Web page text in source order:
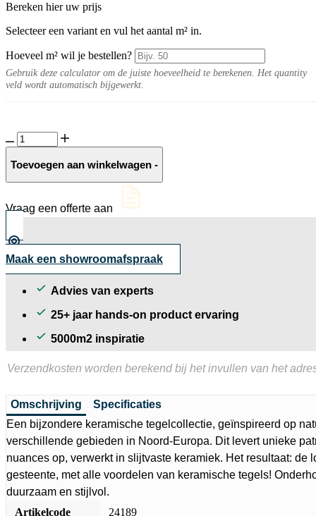
Bereken hier uw prijs
Selecteer een variant en vul het aantal m² in.
Hoeveel m² wil je bestellen?
Gebruik deze calculator om de juiste hoeveelheid te berekenen. Het quantity
veld wordt automatisch bijgewerkt.
Verano
10MM
White
Toevoegen aan winkelwagen -
Vraag een offerte aan
Maak een showroomafspraak
Advies van experts
25+ jaar hands-on product ervaring
5000m2 inspiratie
Verzendkosten worden berekend bij het invullen van het
Omschrijving
Specificaties
Een bijzondere keramische tegelcollectie, geïnspireerd op
verschillende gebieden in Noord-Europa. Dit levert unieke
nuances op, verwerkt in slijtvaste keramiek. Het resultaat: de
gesteente, met alle voordelen van keramische tegels!
duurzaam en stijlvol.
Artikelcode
24189